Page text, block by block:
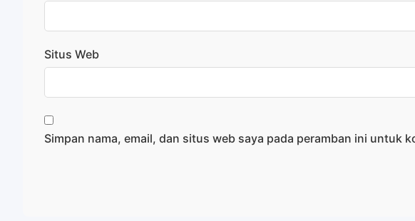
Situs Web
Simpan nama, email, dan situs web saya pada peramban ini untuk